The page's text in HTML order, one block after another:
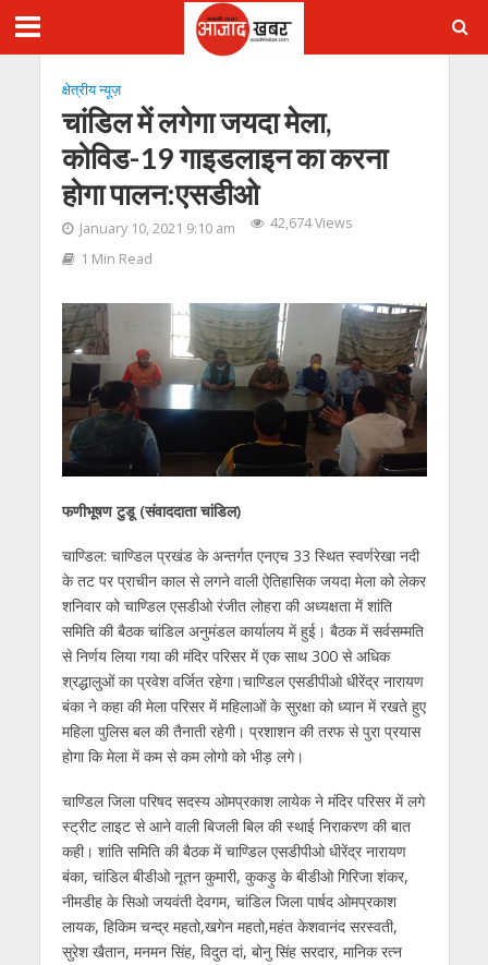
क्षेत्रीय न्यूज़
चांडिल में लगेगा जयदा मेला,
कोविड-19 गाइडलाइन का करना
होगा पालन:एसडीओ
January 10, 2021 9:10 am
42,674 Views
1 Min Read
फणीभूषण टुडू (संवाददाता चांडिल)
चाण्डिल: चाण्डिल प्रखंड के अन्तर्गत एनएच 33 स्थित स्वर्णरेखा नदी
के तट पर प्राचीन काल से लगने वाली ऐतिहासिक जयदा मेला को लेकर
शनिवार को चाण्डिल एसडीओ रंजीत लोहरा की अध्यक्षता में शांति
समिति की बैठक चांडिल अनुमंडल कार्यालय में हुई। बैठक में सर्वसम्मति
से निर्णय लिया गया की मंदिर परिसर में एक साथ 300 से अधिक
श्रद्धालुओं का प्रवेश वर्जित रहेगा।चाण्डिल एसडीपीओ धीरेंद्र नारायण
बंका ने कहा की मेला परिसर में महिलाओं के सुरक्षा को ध्यान में रखते हुए
महिला पुलिस बल की तैनाती रहेगी। प्रशाशन की तरफ से पुरा प्रयास
होगा कि मेला में कम से कम लोगो को भीड़ लगे।
चाण्डिल जिला परिषद सदस्य ओमप्रकाश लायेक ने मंदिर परिसर में लगे
स्ट्रीट लाइट से आने वाली बिजली बिल की स्थाई निराकरण की बात
कही। शांति समिति की बैठक में चाण्डिल एसडीपीओ धीरेंद्र नारायण
बंका, चांडिल बीडीओ नूतन कुमारी, कुकड़ु के बीडीओ गिरिजा शंकर,
नीमडीह के सिओ जयवंती देवगम, चांडिल जिला पार्षद ओमप्रकाश
लायक, हिकिम चन्द्र महतो,खगेन महतो,महंत केशवानंद सरस्वती,
सुरेश खैतान, मनमन सिंह, विदुत दां, बोनु सिंह सरदार, मानिक रत्न